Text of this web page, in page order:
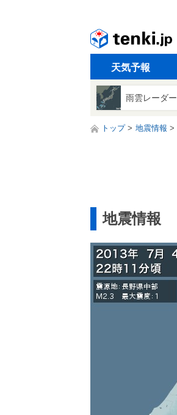
天気予報
雨雲レーダー
トップ 地震情報
地震情報